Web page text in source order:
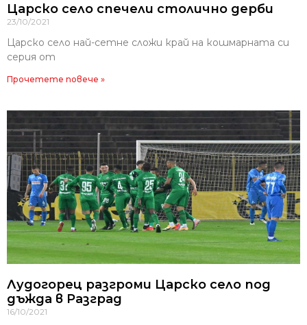
Царско село спечели столично дерби
23/10/2021
Царско село най-сетне сложи край на кошмарната си
серия от
Прочетете повече »
Лудогорец разгроми Царско село под
дъжда в Разград
16/10/2021